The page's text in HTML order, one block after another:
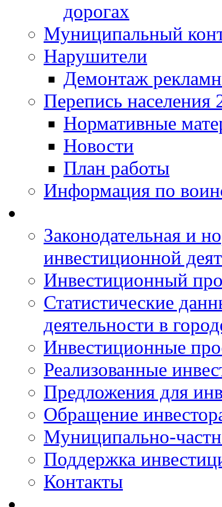
дорогах
Муниципальный
Нарушители
Демонтаж
Перепись населения
Нормативные
Новости
План работы
Информация по
Законодательная и
инвестиционной
Инвестиционный
Статистические
деятельности в
Инвестиционные
Реализованные
Предложения для
Обращение
Муниципально-
Поддержка
Контакты